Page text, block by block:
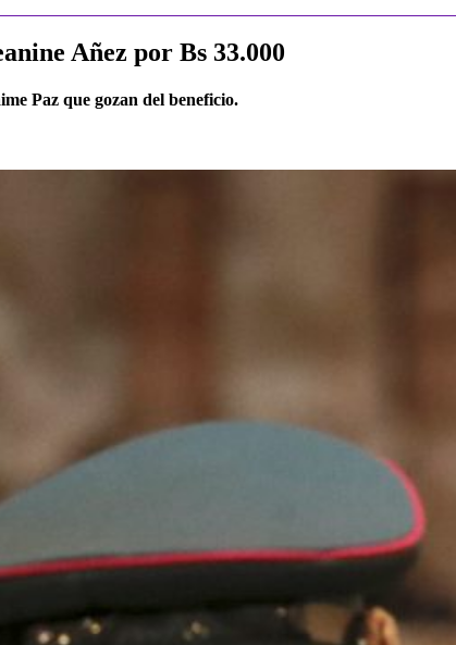
Añez por Bs 33.000
Paz que gozan del beneficio.